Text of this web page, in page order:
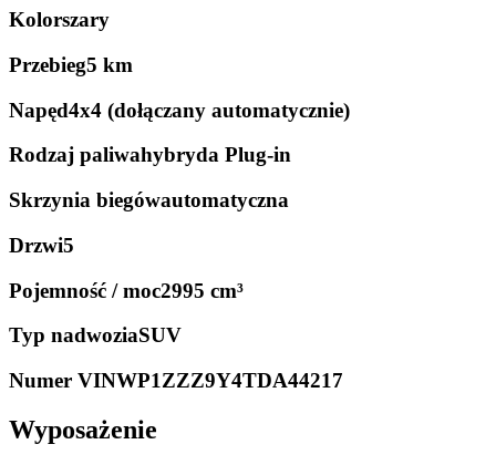
Kolorszary
Przebieg5 km
Napęd4x4 (dołączany automatycznie)
Rodzaj paliwahybryda Plug-in
Skrzynia biegówautomatyczna
Drzwi5
Pojemność / moc2995 cm³
Typ nadwoziaSUV
Numer VINWP1ZZZ9Y4TDA44217
Wyposażenie